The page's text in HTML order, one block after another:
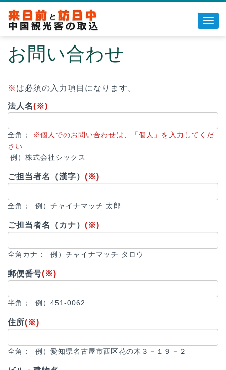
◆ウィマッチについて
◆販売代理について
◆お問い合わせ
お問い合わせ
※ は必須の入力項目になります。
法人名(※)
全角；
※個人でのお問い合わせは、「個人」を入力してくだ
さい
例）株式会社シックス
ご担当者名（漢字） (※)
全角； 例）チャイナマッチ 太郎
ご担当者名（カナ） (※)
全角カナ； 例）チャイナマッチ タロウ
郵便番号(※)
半角； 例）451-0062
住所(※)
全角； 例）愛知県名古屋市西区花の木３－１９－２